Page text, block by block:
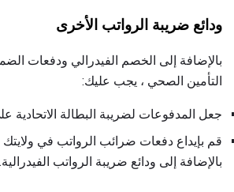
ودائع ضريبة الرواتب الأخرى
بالإضافة إلى الخصم الفيدرالي ودفعات
التأمين الصحي ، يجب عليك:
جعل المدفوعات لضريبة البطالة
قم بإيداع دفعات ضرائب الرواتب في ولايتك
بالإضافة إلى ودائع ضريبة الرواتب الفيدرالية.